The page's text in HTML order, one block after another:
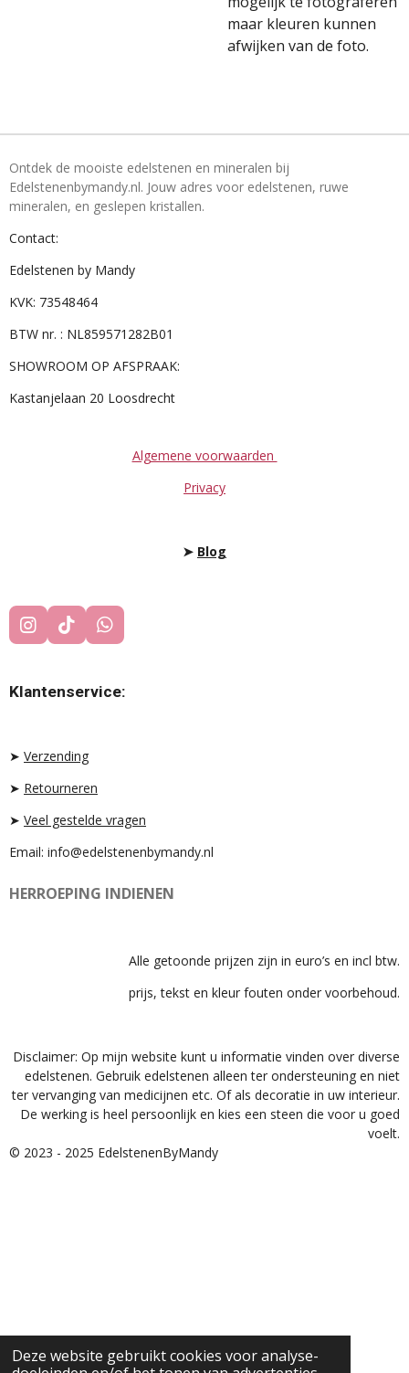
Deze website gebruikt cookies voor analyse-
maar kleuren kunnen
afwijken van de foto.
Ontdek de mooiste edelstenen en mineralen bij
Edelstenenbymandy.nl. Jouw adres voor edelstenen, ruwe
mineralen, en geslepen kristallen.
Contact:
Edelstenen by Mandy
KVK: 73548464
BTW nr. : NL859571282B01
SHOWROOM OP AFSPRAAK:
Kastanjelaan 20 Loosdrecht
Algemene voorwaarden
Privacy
➤ Blog
I
N
T
A
A
T
I
T
O
W
H
T
S
Klantenservice:
➤ Verzending
➤ Retourneren
➤ Veel gestelde vragen
Email: info@edelstenenbymandy.nl
HERROEPING INDIENEN
Alle getoonde prijzen zijn in euro’s en incl btw.
prijs, tekst en kleur fouten onder voorbehoud.
Disclaimer: Op mijn website kunt u informatie vinden over diverse
edelstenen. Gebruik edelstenen alleen ter ondersteuning en niet
ter vervanging van medicijnen etc. Of als decoratie in uw interieur.
De werking is heel persoonlijk en kies een steen die voor u goed
voelt.
© 2023 - 2025 EdelstenenByMandy